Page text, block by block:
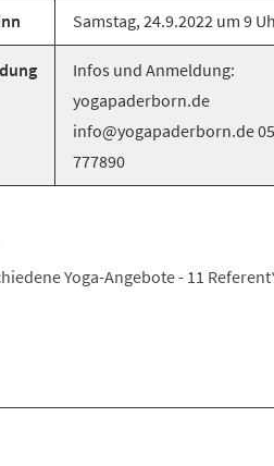
Samstag, 24.9.2022 um 9
Infos und Anmeldung:
yogapaderborn.de
info@yogapaderborn.de
777890
Yoga-Angebote - 11